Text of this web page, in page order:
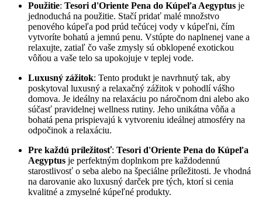
Použitie: Tesori d'Oriente Pena do Kúpeľa Aegyptus je
jednoduchá na použitie. Stačí pridať malé množstvo
penového kúpeľa pod prúd tečúcej vody v kúpeľni, čím
vytvoríte bohatú a jemnú penu. Vstúpte do naplnenej vane a
relaxujte, zatiaľ čo vaše zmysly sú obklopené exotickou
vôňou a vaše telo sa upokojuje v teplej vode.
Luxusný zážitok: Tento produkt je navrhnutý tak, aby
poskytoval luxusný a relaxačný zážitok v pohodlí vášho
domova. Je ideálny na relaxáciu po náročnom dni alebo ako
súčasť pravidelnej wellness rutiny. Jeho unikátna vôňa a
bohatá pena prispievajú k vytvoreniu ideálnej atmosféry na
odpočinok a relaxáciu.
Pre každú príležitosť: Tesori d'Oriente Pena do Kúpeľa
Aegyptus je perfektným doplnkom pre každodennú
starostlivosť o seba alebo na špeciálne príležitosti. Je vhodná
na darovanie ako luxusný darček pre tých, ktorí si cenia
kvalitné a zmyselné kúpeľné produkty.